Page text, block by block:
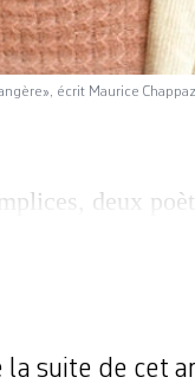
écrit Maurice
deux
la suite de cet